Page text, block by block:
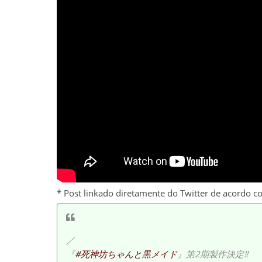
* Post linkado diretamente do Twitter de acordo
／
『#死神坊ちゃんと黒メイド』第2期製作決定‼️